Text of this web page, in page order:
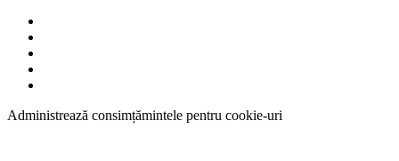
Administrează consimțămintele pentru cookie-uri